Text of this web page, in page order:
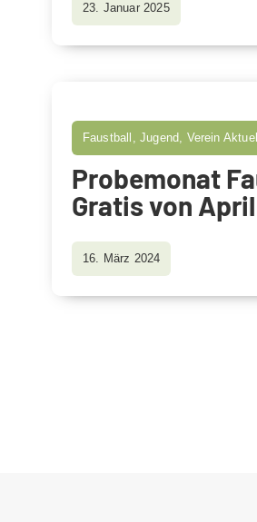
23. Januar 2025
Faustball, Jugend, Verein
Probemonat
Gratis von
16. März 2024